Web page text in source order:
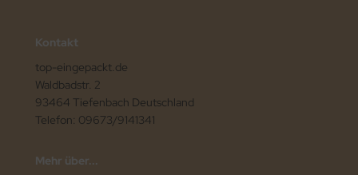
Kontakt
top-eingepackt.de
Waldbadstr. 2
93464 Tiefenbach Deutschland
Telefon: 09673/9141341
Mehr über...